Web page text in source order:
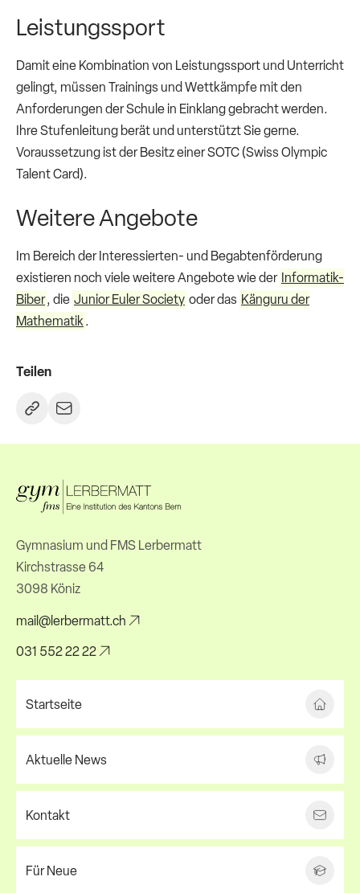
Leistungssport
Damit eine Kombination von Leistungssport und Unterricht
gelingt, müssen Trainings und Wettkämpfe mit den
Anforderungen der Schule in Einklang gebracht werden.
Ihre Stufenleitung berät und unterstützt Sie gerne.
Voraussetzung ist der Besitz einer SOTC (Swiss Olympic
Talent Card).
Weitere Angebote
Im Bereich der Interessierten- und Begabtenförderung
existieren noch viele weitere Angebote wie der Informatik-
Biber, die Junior Euler Society oder das Känguru der
Mathematik.
Teilen
Gymnasium und FMS Lerbermatt
Kirchstrasse 64
3098 Köniz
mail@lerbermatt.ch
031 552 22 22
Startseite
Aktuelle News
Kontakt
Für Neue